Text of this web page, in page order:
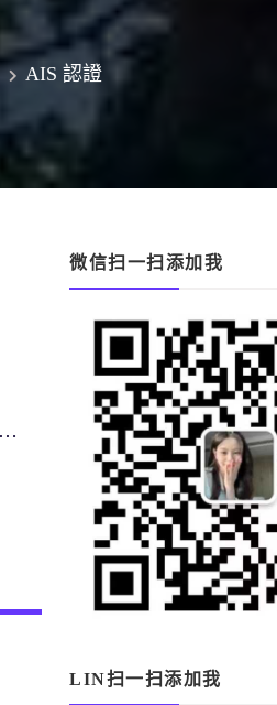
AIS 認證
…
微信扫一扫添加我
LIN扫一扫添加我